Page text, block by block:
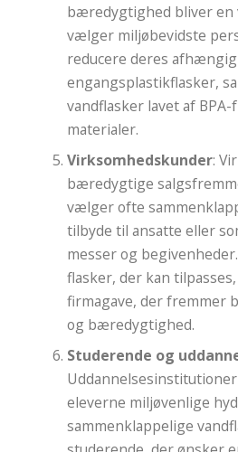
bæredygtighed bliver en
vælger miljøbevidste
reducere deres
engangsplastikflasker,
vandflasker lavet af
materialer.
Virksomhedskunder:
bæredygtige
vælger ofte
tilbyde til ansatte eller
messer og
flasker, der kan
firmagave, der fremmer
og bæredygtighed.
Studerende og
eleverne miljøvenlige
sammenklappelige